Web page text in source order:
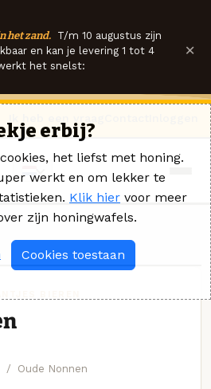
het zand. T/m 10 augustus zijn
en kan je levering 1 tot 4
het snelst:
×
Oude Nonnen
erbij?
het liefst met honing.
werkt en om lekker te
Klik hier voor meer
zijn honingwafels.
Cookies toestaan